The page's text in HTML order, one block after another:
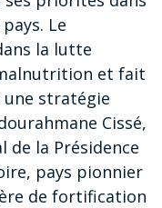
Le
la lutte
et fait
stratégie
Cissé,
de la Présidence
pays pionnier
de fortification